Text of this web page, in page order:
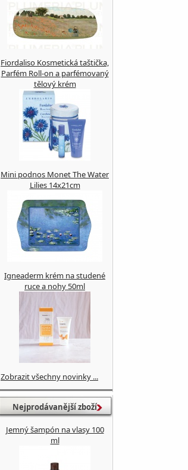
Fiordaliso Kosmetická taštička,
Parfém Roll-on a parfémovaný
tělový krém
Mini podnos Monet The Water
Lilies 14x21cm
Igneaderm krém na studené
ruce a nohy 50ml
Zobrazit všechny novinky ...
Nejprodávanější zboží
Jemný šampón na vlasy 100
ml